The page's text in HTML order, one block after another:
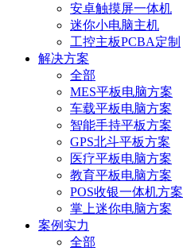
安卓触摸屏一体机
迷你小电脑主机
工控主板PCBA定制
解决方案
全部
MES平板电脑方案
车载平板电脑方案
智能手持平板方案
GPS北斗平板方案
医疗平板电脑方案
教育平板电脑方案
POS收银一体机方案
掌上迷你电脑方案
案例实力
全部